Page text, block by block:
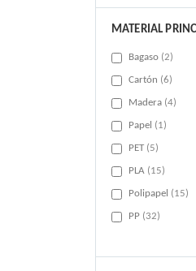
MATERIAL
Bagaso 2items
Cartón 6items
Madera 4items
Papel 1item
PET 5items
PLA 15items
Polipapel 15
PP 32items